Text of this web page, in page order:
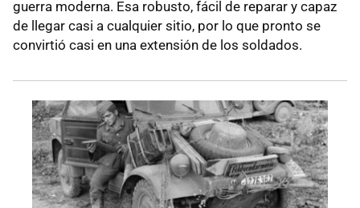
guerra moderna. Esa robusto, fácil de reparar y capaz
de llegar casi a cualquier sitio, por lo que pronto se
convirtió casi en una extensión de los soldados.